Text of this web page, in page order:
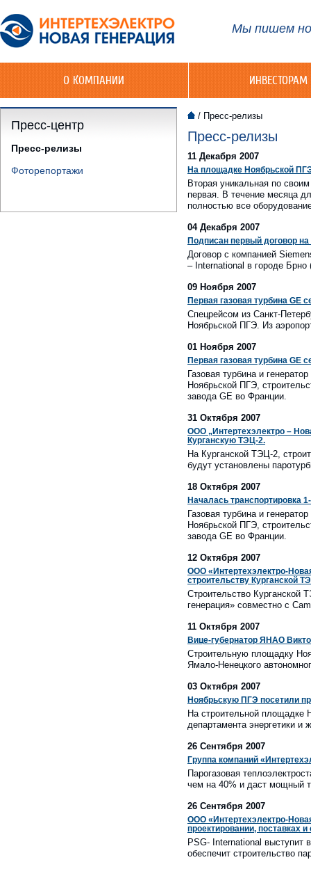
Мы пишем
О КОМПАНИИ ИНВЕСТОРАМ
Пресс-центр
Пресс-релизы
Фоторепортажи
/ Пресс-релизы
Пресс-релизы
11 Декабря 2007
На площадке Ноябрьской
Вторая уникальная по
первая. В течение месяца
полностью все
04 Декабря 2007
Подписан первый договор
Договор с компанией
– International в городе Брно
09 Ноября 2007
Первая газовая турбина GE
Спецрейсом из Санкт-
Ноябрьской ПГЭ. Из
01 Ноября 2007
Первая газовая турбина GE
Газовая турбина и
Ноябрьской ПГЭ,
завода GE во Франции.
31 Октября 2007
ООО „Интертехэлектро –
Курганскую ТЭЦ-2.
На Курганской ТЭЦ-2,
будут установлены
18 Октября 2007
Началась транспортировка
Газовая турбина и
Ноябрьской ПГЭ,
завода GE во Франции.
12 Октября 2007
ООО «Интертехэлектро-
строительству Курганской
Строительство Курганской
генерация» совместно с
11 Октября 2007
Вице-губернатор ЯНАО
Строительную площадку
Ямало-Ненецкого
03 Октября 2007
Ноябрьскую ПГЭ посетили
На строительной площадке
департамента энергетики
26 Сентября 2007
Группа компаний
Парогазовая
чем на 40% и даст мощный
26 Сентября 2007
ООО «Интертехэлектро-
проектировании, поставках
PSG- International выступит
обеспечит строительство